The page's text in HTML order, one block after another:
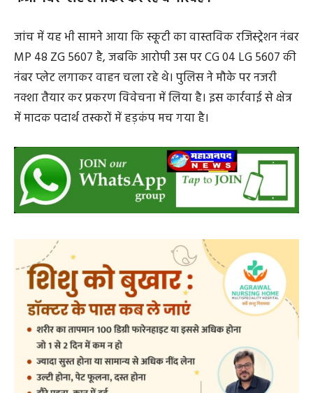
फर्जी नंबर प्लेट लगाकर कर रहे थे परिवहन
जांच में यह भी सामने आया कि स्कूटी का वास्तविक रजिस्ट्रेशन नंबर
MP 48 ZG 5607 है, जबकि आरोपी उस पर CG 04 LG 5607 की
नंबर प्लेट लगाकर वाहन चला रहे थे। पुलिस ने मौके पर नजरी
नक्शा तैयार कर प्रकरण विवेचना में लिया है। इस कार्रवाई से क्षेत्र
में मादक पदार्थ तस्करों में हड़कंप मच गया है।